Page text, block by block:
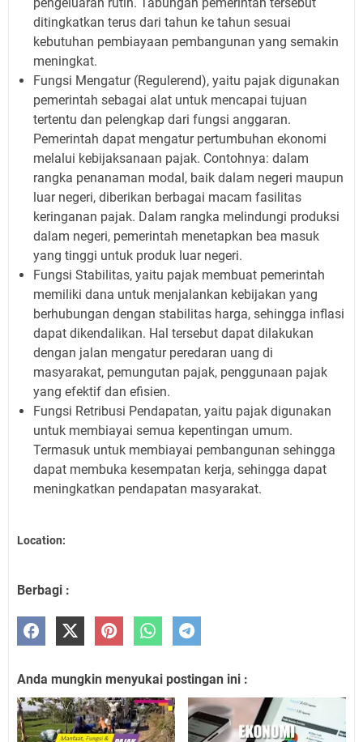
ditingkatkan terus dari tahun ke tahun sesuai
kebutuhan pembiayaan pembangunan yang semakin
meningkat.
Fungsi Mengatur (Regulerend), yaitu pajak digunakan
pemerintah sebagai alat untuk mencapai tujuan
tertentu dan pelengkap dari fungsi anggaran.
Pemerintah dapat mengatur pertumbuhan ekonomi
melalui kebijaksanaan pajak. Contohnya: dalam
rangka penanaman modal, baik dalam negeri maupun
luar negeri, diberikan berbagai macam fasilitas
keringanan pajak. Dalam rangka melindungi produksi
dalam negeri, pemerintah menetapkan bea masuk
yang tinggi untuk produk luar negeri.
Fungsi Stabilitas, yaitu pajak membuat pemerintah
memiliki dana untuk menjalankan kebijakan yang
berhubungan dengan stabilitas harga, sehingga inflasi
dapat dikendalikan. Hal tersebut dapat dilakukan
dengan jalan mengatur peredaran uang di
masyarakat, pemungutan pajak, penggunaan pajak
yang efektif dan efisien.
Fungsi Retribusi Pendapatan, yaitu pajak digunakan
untuk membiayai semua kepentingan umum.
Termasuk untuk membiayai pembangunan sehingga
dapat membuka kesempatan kerja, sehingga dapat
meningkatkan pendapatan masyarakat.
Location:
Berbagi :
Anda mungkin menyukai postingan ini :